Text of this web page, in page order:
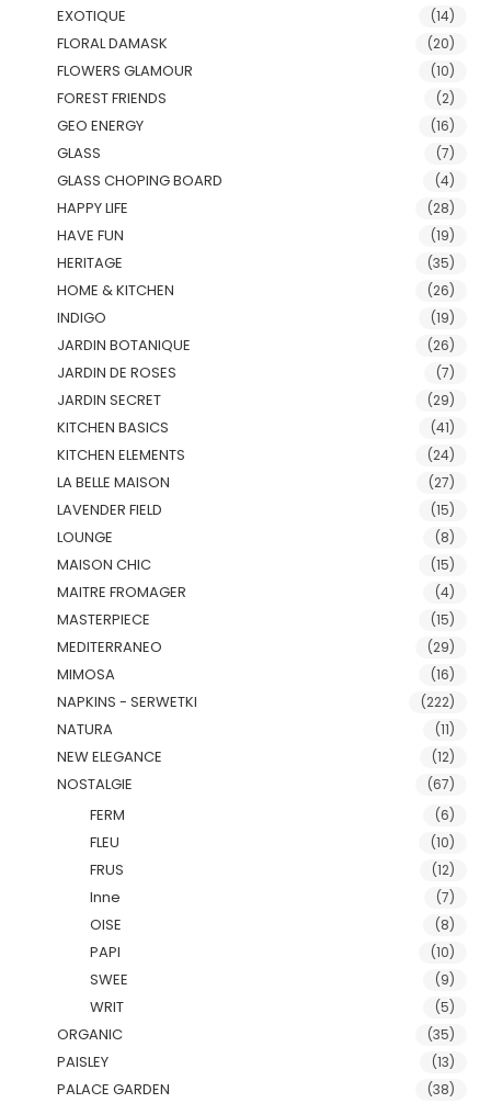
EXOTIQUE (14)
FLORAL DAMASK (20)
FLOWERS GLAMOUR (10)
FOREST FRIENDS (2)
GEO ENERGY (16)
GLASS (7)
GLASS CHOPING BOARD (4)
HAPPY LIFE (28)
HAVE FUN (19)
HERITAGE (35)
HOME & KITCHEN (26)
INDIGO (19)
JARDIN BOTANIQUE (26)
JARDIN DE ROSES (7)
JARDIN SECRET (29)
KITCHEN BASICS (41)
KITCHEN ELEMENTS (24)
LA BELLE MAISON (27)
LAVENDER FIELD (15)
LOUNGE (8)
MAISON CHIC (15)
MAITRE FROMAGER (4)
MASTERPIECE (15)
MEDITERRANEO (29)
MIMOSA (16)
NAPKINS - SERWETKI (222)
NATURA (11)
NEW ELEGANCE (12)
NOSTALGIE (67)
FERM (6)
FLEU (10)
FRUS (12)
Inne (7)
OISE (8)
PAPI (10)
SWEE (9)
WRIT (5)
ORGANIC (35)
PAISLEY (13)
PALACE GARDEN (38)